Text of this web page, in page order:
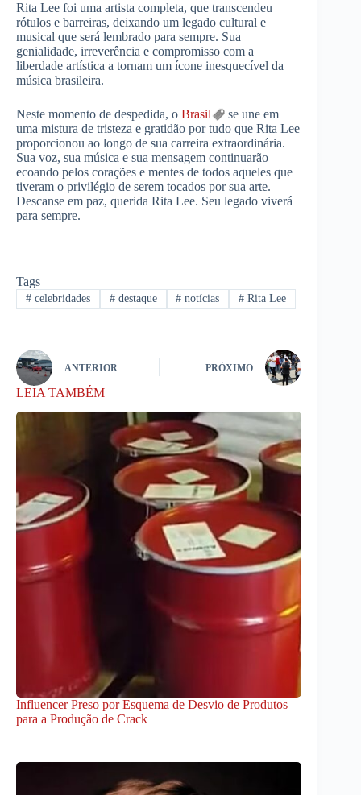
Rita Lee foi uma artista completa, que transcendeu
rótulos e barreiras, deixando um legado cultural e
musical que será lembrado para sempre. Sua
genialidade, irreverência e compromisso com a
liberdade artística a tornam um ícone inesquecível da
música brasileira.
Neste momento de despedida, o Brasil
se une em
uma mistura de tristeza e gratidão por tudo que Rita Lee
proporcionou ao longo de sua carreira extraordinária.
Sua voz, sua música e sua mensagem continuarão
ecoando pelos corações e mentes de todos aqueles que
tiveram o privilégio de serem tocados por sua arte.
Descanse em paz, querida Rita Lee. Seu legado viverá
para sempre.
Tags
#celebridades #destaque # notícias # Rita Lee
ANTERIOR PRÓXIMO
LEIA TAMBÉM
Influencer Preso por Esquema de Desvio de Produtos
para a Produção de Crack